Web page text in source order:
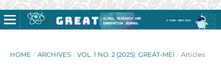
HOME / ARCHIVES / VOL. 1 NO. 2 (2025): GREAT-MEI / Articles